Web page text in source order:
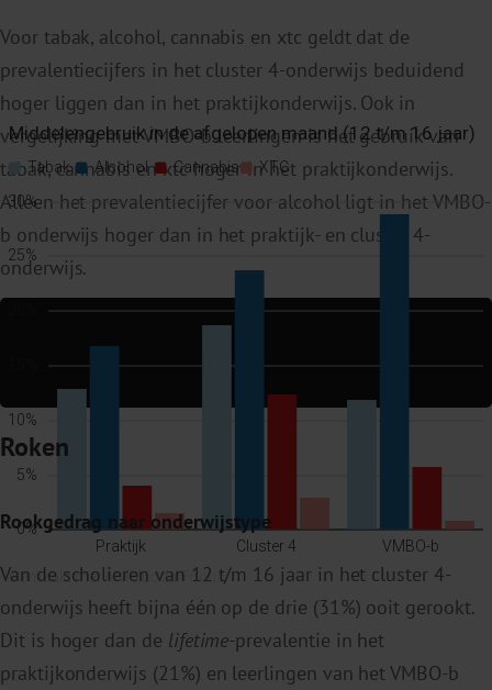
Voor tabak, alcohol, cannabis en xtc geldt dat de
prevalentiecijfers in het cluster 4-onderwijs beduidend
hoger liggen dan in het praktijkonderwijs. Ook in
vergelijking met VMBO-b leerlingen is het gebruik van
tabak, cannabis en xtc hoger in het praktijkonderwijs.
Alleen het prevalentiecijfer voor alcohol ligt in het VMBO-
b onderwijs hoger dan in het praktijk- en cluster 4-
onderwijs.
Roken
Rookgedrag naar onderwijstype
Van de scholieren van 12 t/m 16 jaar in het cluster 4-
onderwijs heeft bijna één op de drie (31%) ooit gerookt.
Dit is hoger dan de lifetime-prevalentie in het
praktijkonderwijs (21%) en leerlingen van het VMBO-b